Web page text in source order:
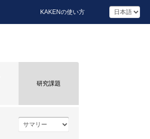
KAKENの使い方
研究課題